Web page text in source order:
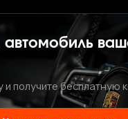
и получите бесплатную